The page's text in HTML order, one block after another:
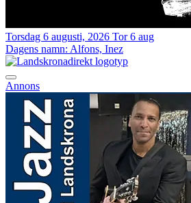
Torsdag 6 augusti, 2026 Tor 6 aug
Dagens namn: Alfons, Inez
Annons